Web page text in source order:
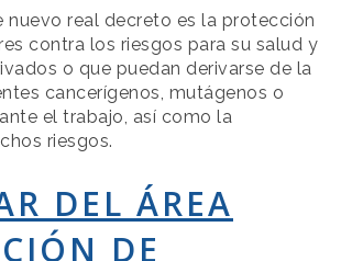
nuevo real decreto es la protección
contra los riesgos para su salud y
o que puedan derivarse de la
cancerígenos, mutágenos o
el trabajo, así como la
riesgos.
DEL ÁREA
DE